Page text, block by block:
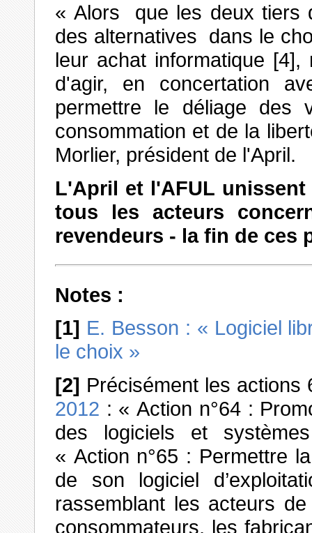
« Alors que les deux tiers
des alternatives dans le
leur achat informatique
d'agir, en concertation
permettre le déliage
consommation et de la
Morlier, président de l'April.
L'April et l'AFUL
tous les acteurs
revendeurs - la fin de ces
Notes :
[1] E. Besson : « Logiciel
le choix »
[2] Précisément les
2012 : « Action n°64 :
des logiciels et
« Action n°65 : Permettre
de son logiciel
rassemblant les acteurs
consommateurs, les